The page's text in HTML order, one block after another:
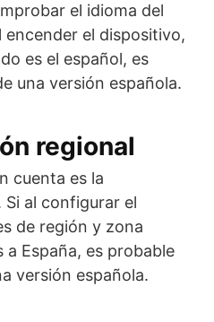
el idioma del
encender el dispositivo,
es el español, es
una versión española.
regional
cuenta es la
al configurar el
de región y zona
España, es probable
versión española.